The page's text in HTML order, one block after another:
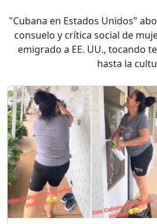
"Cubana en Estados Unidos"
consuelo y crítica social de
emigrado a EE. UU., tocando
hasta la